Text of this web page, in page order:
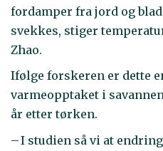
fordamper fra jord og
svekkes, stiger
Zhao.
Ifølge forskeren er dette
varmeopptaket i
år etter tørken.
– I studien så vi at